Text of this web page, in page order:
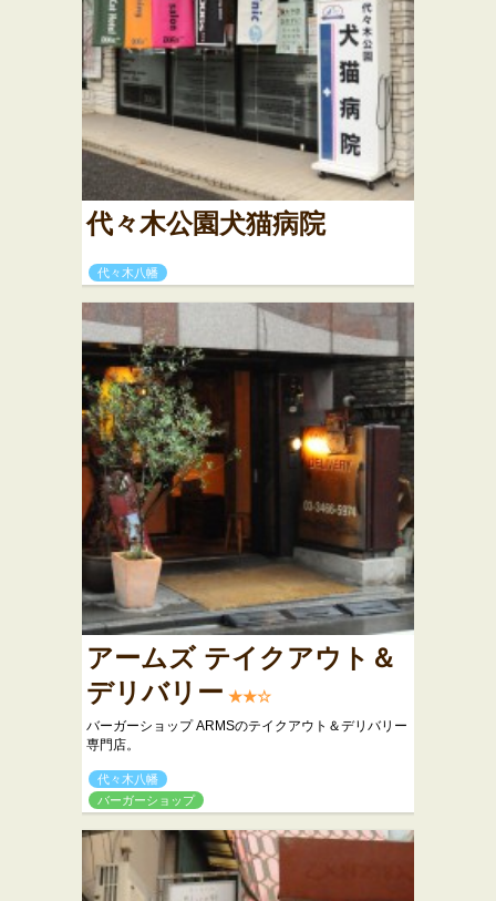
代々木公園犬猫病院
代々木八幡
アームズ テイクアウト＆
デリバリー ★★☆
バーガーショップ ARMSのテイクアウト＆デリバリー
専門店。
代々木八幡
バーガーショップ